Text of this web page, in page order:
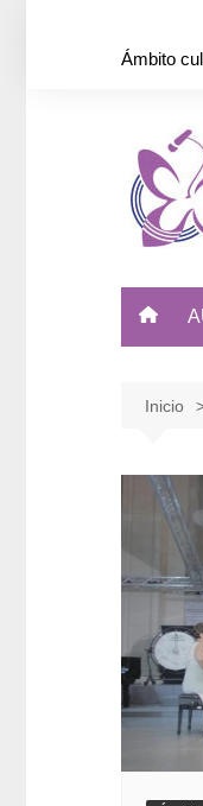
Ámbito
Inicio